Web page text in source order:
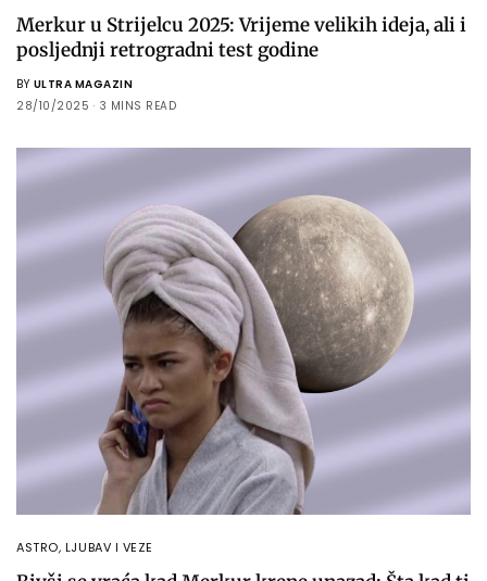
Merkur u Strijelcu 2025: Vrijeme velikih ideja, ali i
posljednji retrogradni test godine
BY ULTRA MAGAZIN
28/10/2025
3 MINS READ
ASTRO, LJUBAV I VEZE